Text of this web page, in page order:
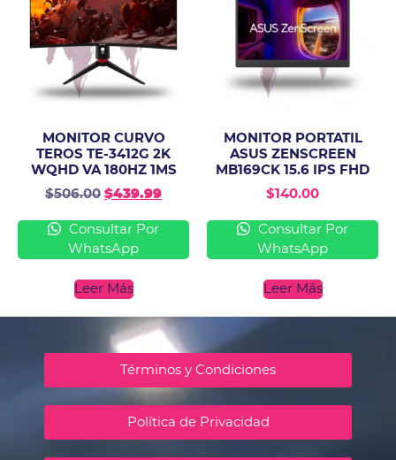
MONITOR CURVO
TEROS TE-3412G 2K
WQHD VA 180HZ 1MS
$506.00 $439.99
Consultar Por
WhatsApp
Leer Más
MONITOR PORTATIL
ASUS ZENSCREEN
MB169CK 15.6 IPS FHD
$140.00
Consultar Por
WhatsApp
Leer Más
Términos y Condiciones
Política de Privacidad